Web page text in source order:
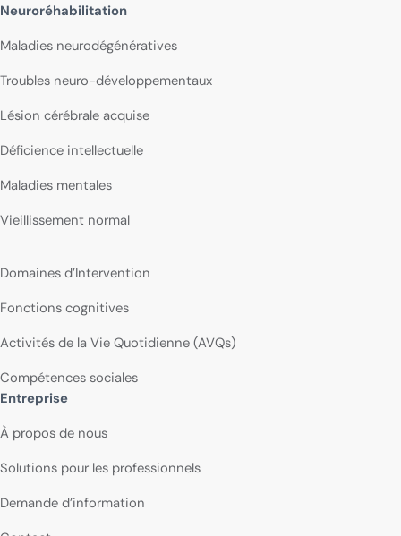
Neuroréhabilitation
Maladies neurodégénératives
Troubles neuro-développementaux
Lésion cérébrale acquise
Déficience intellectuelle
Maladies mentales
Vieillissement normal
Domaines d’Intervention
Fonctions cognitives
Activités de la Vie Quotidienne (AVQs)
Compétences sociales
Entreprise
À propos de nous
Solutions pour les professionnels
Demande d’information